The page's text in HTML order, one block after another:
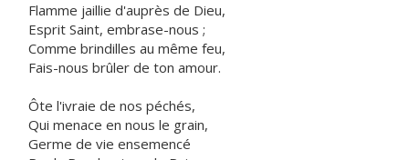
Flamme jaillie d'auprès de Dieu,
Esprit Saint, embrase-nous ;
Comme brindilles au même feu,
Fais-nous brûler de ton amour.
Ôte l'ivraie de nos péchés,
Qui menace en nous le grain,
Germe de vie ensemencé